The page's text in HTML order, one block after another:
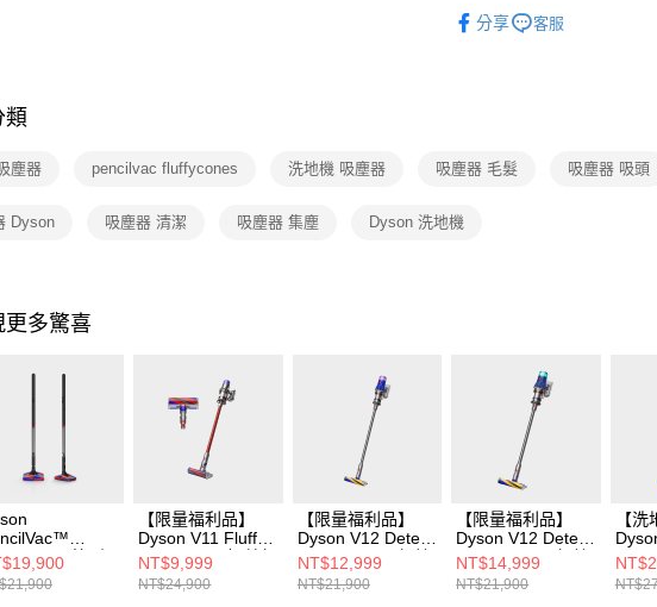
分享 客服
類
塵器 pencilvac fluffycones 洗地機 吸塵器 吸塵器 毛髮 吸塵器 吸頭
Dyson 吸塵器 清潔 吸塵器 集塵 Dyson 洗地機
更多驚喜
筆型
器
【限量福利品】
Dyson V11 Fluffy
Extra SV15 智慧無
線手持吸塵器 超級
大全配款
NT$9,999
NT$24,900
【限量福利品】
Dyson V12 Detect
Slim™ Fluffy 無線
吸塵器
NT$12,999
NT$21,900
【限量福利品】
Dyson V12 Detect
Slim™ Fluffy 無線
吸塵器
NT$14,999
NT$21,900
【洗
吸塵
架+